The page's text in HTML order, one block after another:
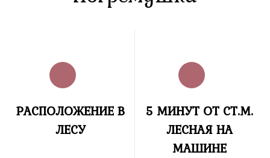
РАСПОЛОЖЕНИЕ В
ЛЕСУ
5 МИНУТ ОТ СТ.М.
ЛЕСНАЯ НА
МАШИНЕ